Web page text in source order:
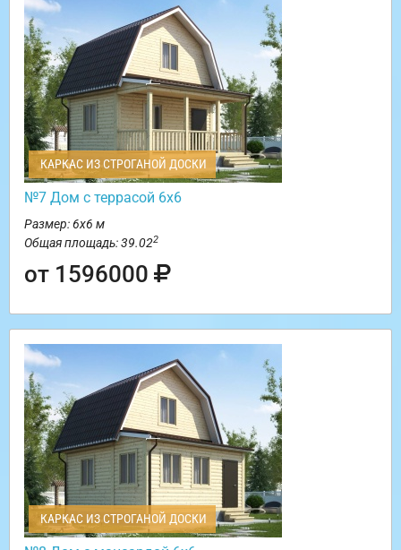
КАРКАС ИЗ СТРОГАНОЙ ДОСКИ
№7 Дом с террасой 6х6
Размер: 6х6 м
Общая площадь: 39.022
от 1596000
КАРКАС ИЗ СТРОГАНОЙ ДОСКИ